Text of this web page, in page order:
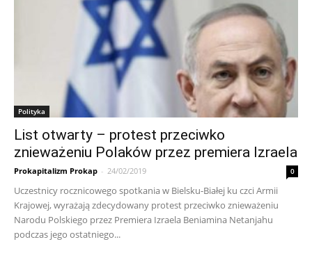
Polityka
List otwarty – protest przeciwko
znieważeniu Polaków przez premiera Izraela
Prokapitalizm Prokap - 24/02/2019 0
Uczestnicy rocznicowego spotkania w Bielsku-Białej ku czci Armii
Krajowej, wyrażają zdecydowany protest przeciwko znieważeniu
Narodu Polskiego przez Premiera Izraela Beniamina Netanjahu
podczas jego ostatniego...